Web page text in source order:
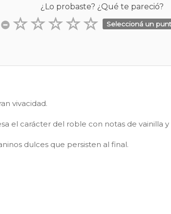
¿Lo probaste? ¿Qué te pareció?
Seleccioná un
vivacidad.
el carácter del roble con notas de vainilla y
dulces que persisten al final.